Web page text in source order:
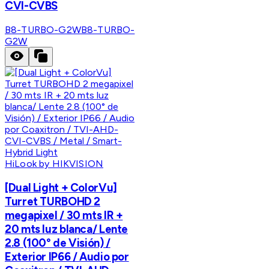
CVI-CVBS
B8-TURBO-G2WB8-TURBO-
G2W
HiLook by HIKVISION
[Dual Light + ColorVu]
Turret TURBOHD 2
megapixel / 30 mts IR +
20 mts luz blanca/ Lente
2.8 (100° de Visión) /
Exterior IP66 / Audio por